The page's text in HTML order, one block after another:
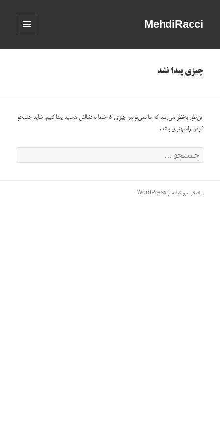
MehdiRacci
چیزی پیدا نشد
این‌طور به‌نظر می‌رسد که ما نمی‌توانیم چیزی که شما به‌دنبالش هستید پیدا کنیم. شاید جستجو
کردن راه بهتری باشد.
جستجو
برای:
با افتخار نیرو گرفته از WordPress